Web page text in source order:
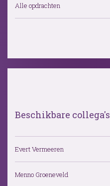
Alle opdrachten
Beschikbare collega's
Evert Vermeeren
Menno Groeneveld